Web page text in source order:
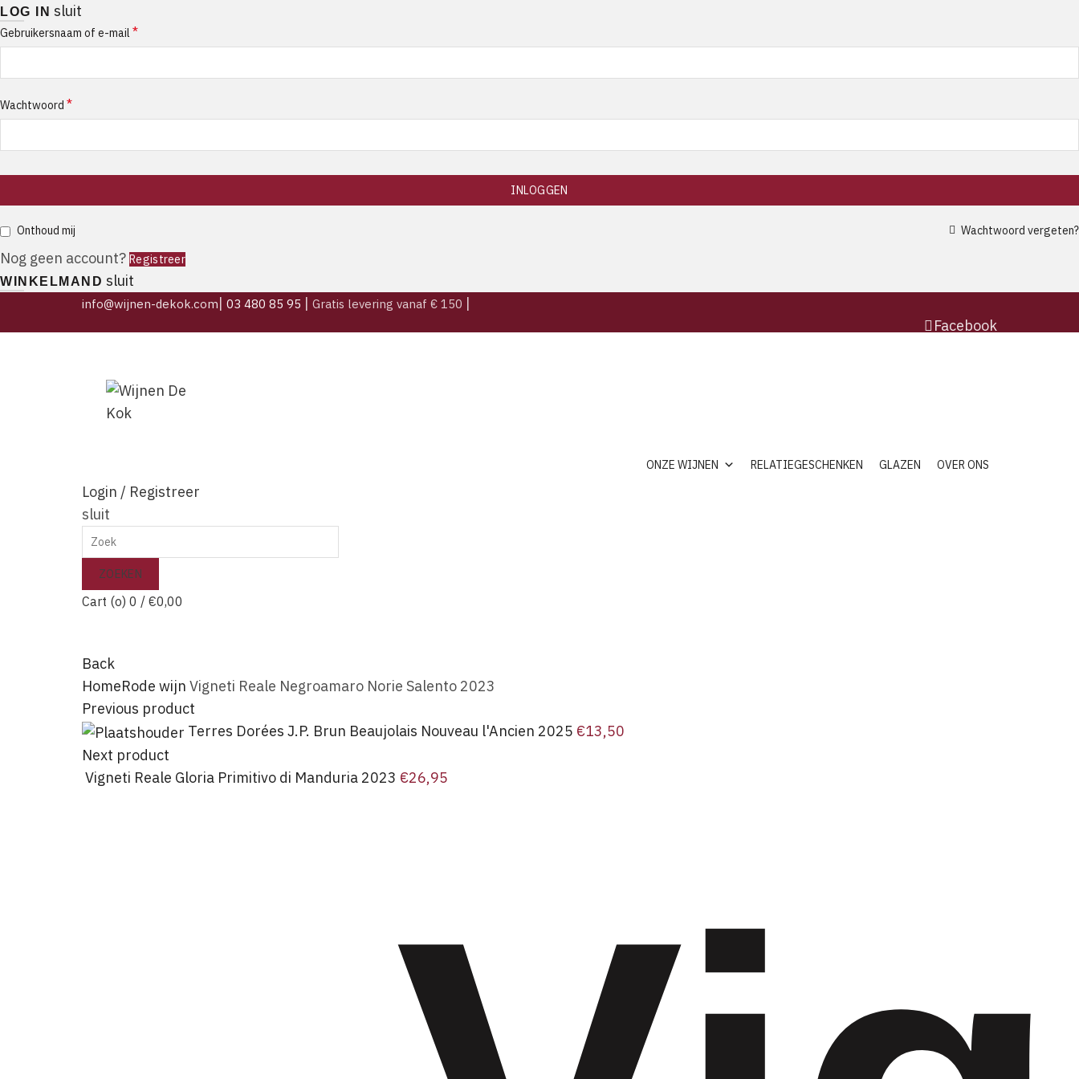
LOG IN sluit
Gebruikersnaam of e-mail *
Wachtwoord *
INLOGGEN
Wachtwoord vergeten?
Onthoud mij
Nog geen account? Registreer
WINKELMAND sluit
info@wijnen-dekok.com| 03 480 85 95 | Gratis levering vanaf € 150 |
Facebook
ONZE WIJNEN RELATIEGESCHENKEN GLAZEN OVER ONS
Login / Registreer
sluit
Search
ZOEKEN
Cart (o) 0 / €0,00
Back
HomeRode wijn Vigneti Reale Negroamaro Norie Salento 2023
Previous product
Terres Dorées J.P. Brun Beaujolais Nouveau l'Ancien 2025 €13,50
Next product
Vigneti Reale Gloria Primitivo di Manduria 2023 €26,95